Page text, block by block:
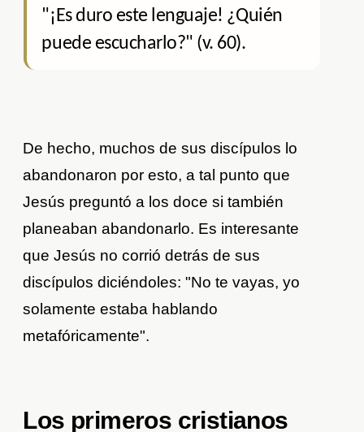
"¡Es duro este lenguaje! ¿Quién
puede escucharlo?" (v. 60).
De hecho, muchos de sus discípulos lo
abandonaron por esto, a tal punto que
Jesús preguntó a los doce si también
planeaban abandonarlo. Es interesante
que Jesús no corrió detrás de sus
discípulos diciéndoles: "No te vayas, yo
solamente estaba hablando
metafóricamente".
Los primeros cristianos